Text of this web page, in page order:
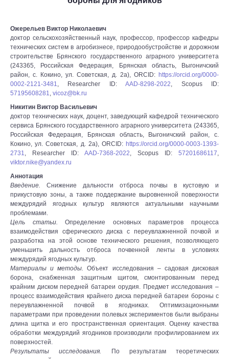
Ожерельев Виктор Николаевич
доктор сельскохозяйственный наук, профессор, профессор кафедры
технических систем в агробизнесе, природообустройстве и дорожном
строительстве Брянского государственного аграрного университета
(243365, Российская Федерация, Брянская область, Выгоничский
район, с. Кокино, ул. Советская, д. 2а), ORCID: https://orcid.org/0000-
0002-2121-3481, Researcher ID:AAD-8298-2022, Scopus ID:
57195608281, vicoz@bk.ru
Никитин Виктор Васильевич
доктор технических наук, доцент, заведующий кафедрой технического
сервиса Брянского государственного аграрного университета (243365,
Российская Федерация, Брянская область, Выгоничский район, с.
Кокино, ул. Советская, д. 2а), ORCID: https://orcid.org/0000-0003-1393-
2731, Researcher ID: AAD-7368-2022, Scopus ID: 57201686117,
viktor.nike@yandex.ru
Аннотация
Введение. Снижение дальности отброса почвы в кустовую и
прикустовую зоны, а также поддержание выровненной поверхности
междурядий ягодных культур являются актуальными научными
проблемами.
Цель статьи. Определение основных параметров процесса
взаимодействия сферического диска с переувлажненной почвой и
разработка на этой основе технического решения, позволяющего
уменьшить дальность отброса почвенной ленты в условиях
междурядий ягодных культур.
Материалы и методы. Объект исследования – садовая дисковая
борона, снабженная защитным щитом, смонтированным перед
крайним диском передней батареи орудия. Предмет исследования –
процесс взаимодействия крайнего диска передней батареи бороны с
переувлажненной почвой в ягодниках. Оптимизационными
параметрами при проведении полевых экспериментов были выбраны
длина щитка и его пространственная ориентация. Оценку качества
обработки междурядий ягодников производили профилированием их
поверхностей.
Результаты исследования. По результатам теоретических